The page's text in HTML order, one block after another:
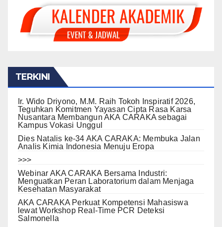
TERKINI
Ir. Wido Driyono, M.M. Raih Tokoh Inspiratif 2026,
Teguhkan Komitmen Yayasan Cipta Rasa Karsa
Nusantara Membangun AKA CARAKA sebagai
Kampus Vokasi Unggul
Dies Natalis ke-34 AKA CARAKA: Membuka Jalan
Analis Kimia Indonesia Menuju Eropa
>>>
Webinar AKA CARAKA Bersama Industri:
Menguatkan Peran Laboratorium dalam Menjaga
Kesehatan Masyarakat
AKA CARAKA Perkuat Kompetensi Mahasiswa
lewat Workshop Real-Time PCR Deteksi
Salmonella